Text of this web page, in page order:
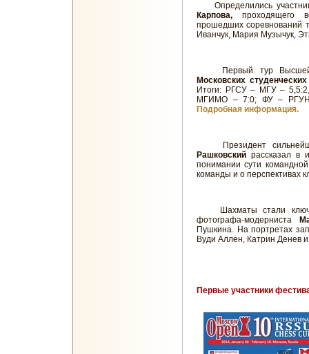
Определились
Карпова, проходящего
прошедших соревнований
Иванчук, Мария Музычук,
Первый тур Высшей
Московских
Итоги: РГСУ – МГУ –
МГИМО – 7:0; ФУ –
Подробная информация.
Президент
Рашковский рассказал в
понимании сути
команды и о перспективах
Шахматы стали
фотографа-модерниста
Пушкина. На портретах
Вуди Аллен, Катрин Денев
Первые участники